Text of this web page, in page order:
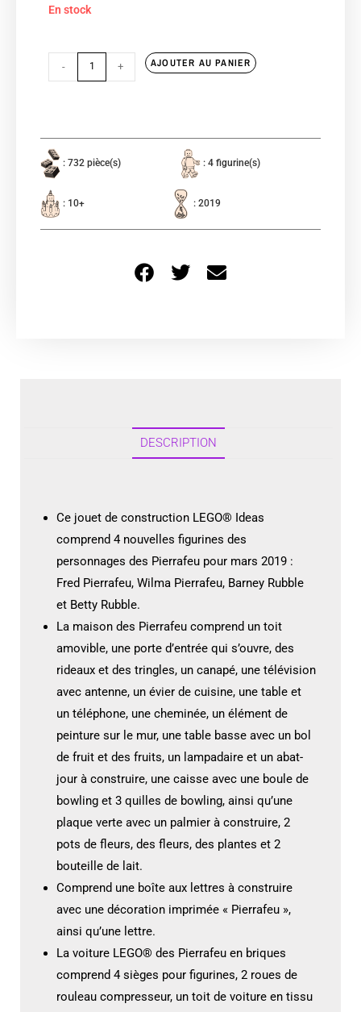
En stock
- + AJOUTER AU PANIER
: 732 pièce(s) : 4 figurine(s)
: 10+ : 2019
DESCRIPTION
Ce jouet de construction LEGO® Ideas
comprend 4 nouvelles figurines des
personnages des Pierrafeu pour mars 2019 :
Fred Pierrafeu, Wilma Pierrafeu, Barney Rubble
et Betty Rubble.
La maison des Pierrafeu comprend un toit
amovible, une porte d’entrée qui s’ouvre, des
rideaux et des tringles, un canapé, une télévision
avec antenne, un évier de cuisine, une table et
un téléphone, une cheminée, un élément de
peinture sur le mur, une table basse avec un bol
de fruit et des fruits, un lampadaire et un abat-
jour à construire, une caisse avec une boule de
bowling et 3 quilles de bowling, ainsi qu’une
plaque verte avec un palmier à construire, 2
pots de fleurs, des fleurs, des plantes et 2
bouteille de lait.
Comprend une boîte aux lettres à construire
avec une décoration imprimée « Pierrafeu »,
ainsi qu’une lettre.
La voiture LEGO® des Pierrafeu en briques
comprend 4 sièges pour figurines, 2 roues de
rouleau compresseur, un toit de voiture en tissu